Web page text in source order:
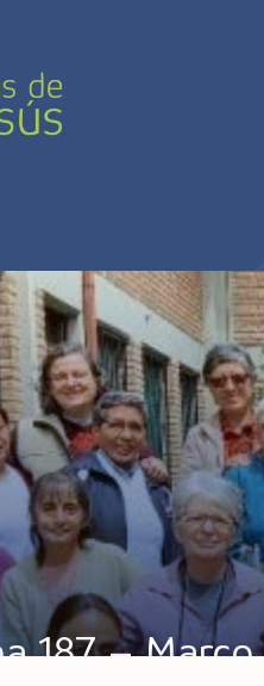
187 –